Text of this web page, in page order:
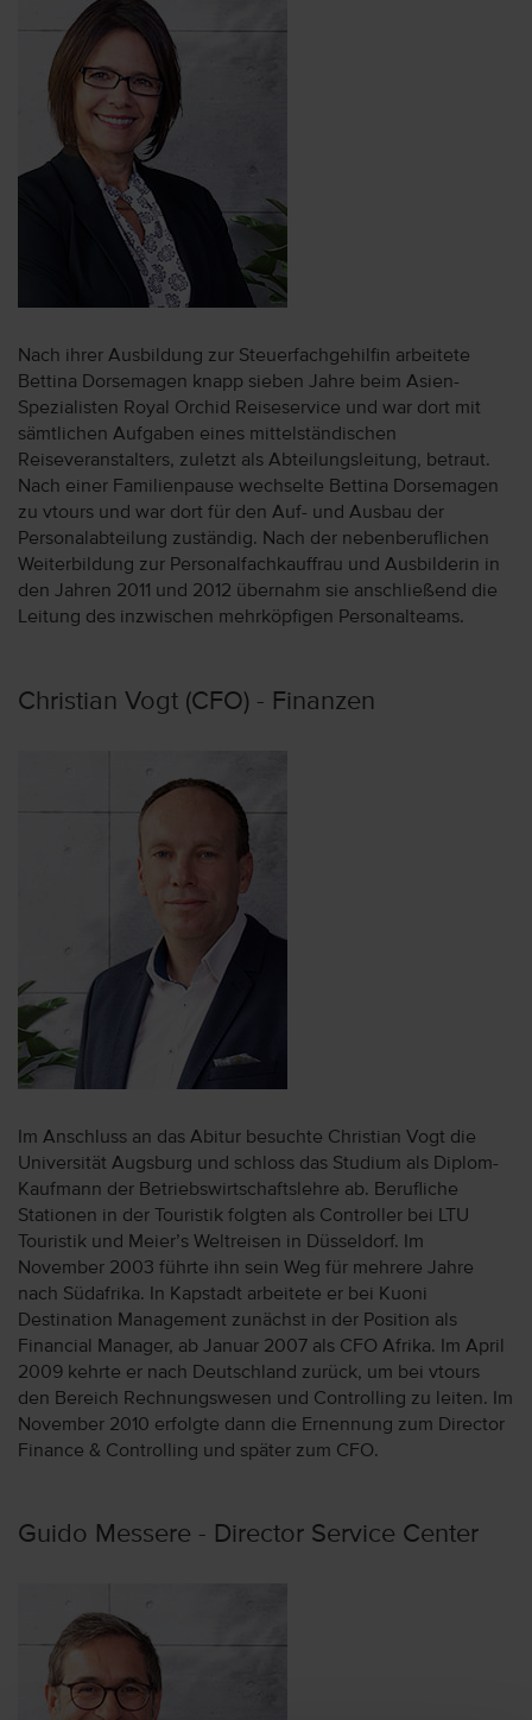
Nach ihrer Ausbildung zur Steuerfachgehilfin arbeitete
Bettina Dorsemagen knapp sieben Jahre beim Asien-
Spezialisten Royal Orchid Reiseservice und war dort mit
sämtlichen Aufgaben eines mittelständischen
Reiseveranstalters, zuletzt als Abteilungsleitung, betraut.
Nach einer Familienpause wechselte Bettina Dorsemagen
zu vtours und war dort für den Auf- und Ausbau der
Personalabteilung zuständig. Nach der nebenberuflichen
Weiterbildung zur Personalfachkauffrau und Ausbilderin in
den Jahren 2011 und 2012 übernahm sie anschließend die
Leitung des inzwischen mehrköpfigen Personalteams.
Christian Vogt (CFO) - Finanzen
Im Anschluss an das Abitur besuchte Christian Vogt die
Universität Augsburg und schloss das Studium als Diplom-
Kaufmann der Betriebswirtschaftslehre ab. Berufliche
Stationen in der Touristik folgten als Controller bei LTU
Touristik und Meier’s Weltreisen in Düsseldorf. Im
November 2003 führte ihn sein Weg für mehrere Jahre
nach Südafrika. In Kapstadt arbeitete er bei Kuoni
Destination Management zunächst in der Position als
Financial Manager, ab Januar 2007 als CFO Afrika. Im April
2009 kehrte er nach Deutschland zurück, um bei vtours
den Bereich Rechnungswesen und Controlling zu leiten. Im
November 2010 erfolgte dann die Ernennung zum Director
Finance & Controlling und später zum CFO.
Guido Messere - Director Service Center